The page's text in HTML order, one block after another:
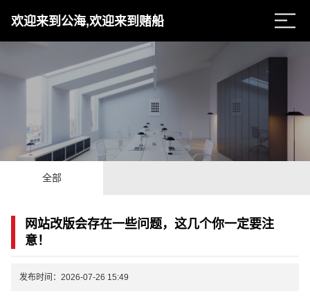
欢迎来到公海,欢迎来到赌船
全部
网站改版会存在一些问题，这几个你一定要注
意！
发布时间：2026-07-26 15:49